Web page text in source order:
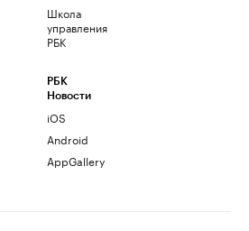
Школа
управления
РБК
РБК
Новости
iOS
Android
AppGallery